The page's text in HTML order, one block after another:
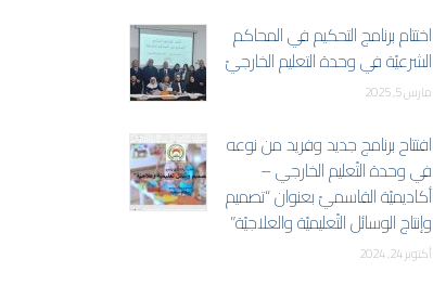
اختتام برنامج التحكيم في المحاكم
الشرعيّة في وحدة التعليم الخارجيّ
مارس 5, 2025
افتتاح برنامج جديد وفريد من نوعه
في وحدة التّعليم الخارجي –
أكاديميّة القاسميّ بعنوان “تصميم
وإنتاج الوسائل التّعليميّة والعلاجيّة”
أكتوبر 24, 2024